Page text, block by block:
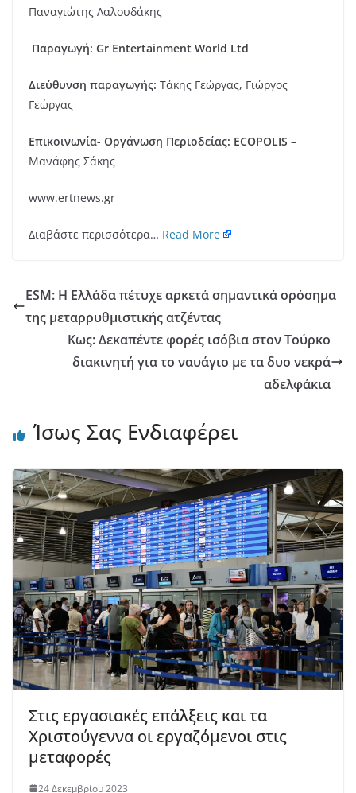
Παναγιώτης Λαλουδάκης
Παραγωγή: Gr Entertainment World Ltd
Διεύθυνση παραγωγής: Τάκης Γεώργας, Γιώργος
Γεώργας
Επικοινωνία- Οργάνωση Περιοδείας: ECOPOLIS –
Μανάφης Σάκης
www.ertnews.gr
Διαβάστε περισσότερα… Read More
ESM: H Ελλάδα πέτυχε αρκετά σημαντικά ορόσημα
της μεταρρυθμιστικής ατζέντας
Κως: Δεκαπέντε φορές ισόβια στον Τούρκο
διακινητή για το ναυάγιο με τα δυο νεκρά
αδελφάκια
Ίσως Σας Ενδιαφέρει
Στις εργασιακές επάλξεις και τα
Χριστούγεννα οι εργαζόμενοι στις
μεταφορές
24 Δεκεμβρίου 2023